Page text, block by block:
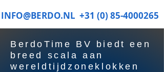
INFO@BERDO.NL +31 (0) 85-4000265
BerdoTime BV biedt een
breed scala aan
wereldtijdzoneklokken